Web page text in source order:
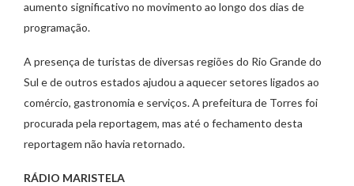
aumento significativo no movimento ao longo dos dias de
programação.
A presença de turistas de diversas regiões do Rio Grande do
Sul e de outros estados ajudou a aquecer setores ligados ao
comércio, gastronomia e serviços. A prefeitura de Torres foi
procurada pela reportagem, mas até o fechamento desta
reportagem não havia retornado.
RÁDIO MARISTELA